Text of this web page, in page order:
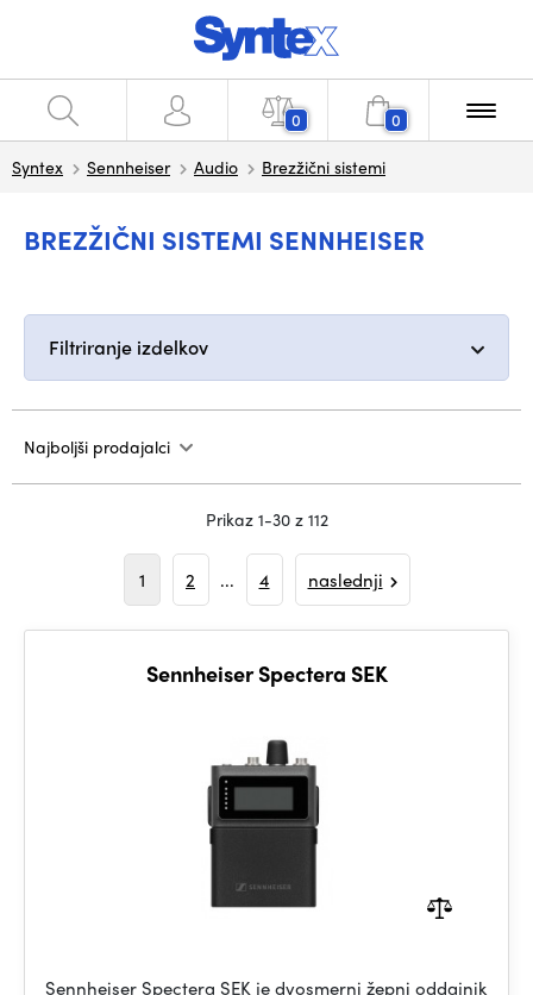
0 0
Syntex Sennheiser Audio Brezžični sistemi
BREZŽIČNI SISTEMI SENNHEISER
Filtriranje izdelkov
Najboljši prodajalci
Prikaz 1-30 z 112
1 2 ... 4 naslednji
Sennheiser Spectera SEK
Sennheiser Spectera SEK je dvosmerni žepni oddajnik